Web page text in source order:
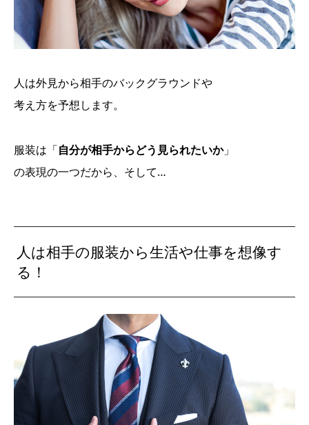
人は外見から相手のバックグラウンドや
考え方を予想します。
服装は「自分が相手からどう見られたいか」
の表現の一つだから、そして…
人は相手の服装から生活や仕事を想像す
る！